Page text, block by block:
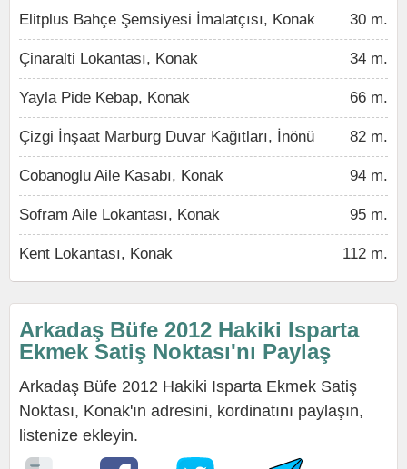
Elitplus Bahçe Şemsiyesi İmalatçısı, Konak 30 m.
Çinaralti Lokantası, Konak 34 m.
Yayla Pide Kebap, Konak 66 m.
Çizgi İnşaat Marburg Duvar Kağıtları, İnönü 82 m.
Cobanoglu Aile Kasabı, Konak 94 m.
Sofram Aile Lokantası, Konak 95 m.
Kent Lokantası, Konak 112 m.
Arkadaş Büfe 2012 Hakiki Isparta
Ekmek Satiş Noktası'nı Paylaş
Arkadaş Büfe 2012 Hakiki Isparta Ekmek Satiş
Noktası, Konak'ın adresini, kordinatını paylaşın,
listenize ekleyin.